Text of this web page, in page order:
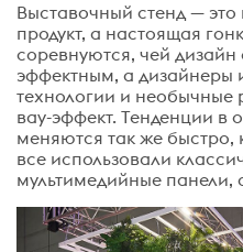
Выставочный стенд — это
продукт, а настоящая
соревнуются, чей
эффектным, а дизайнеры
технологии и необычные
вау-эффект. Тенденции в
меняются так же быстро,
все использовали
мультимедийные панели,